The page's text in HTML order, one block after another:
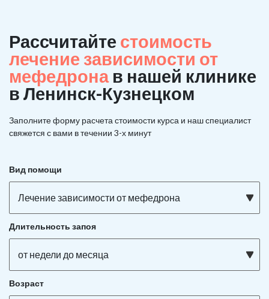
Рассчитайте стоимость
лечение зависимости от
мефедрона в нашей клинике
в Ленинск-Кузнецком
Заполните форму расчета стоимости курса и наш специалист
свяжется с вами в течении 3-х минут
Вид помощи
Лечение зависимости от мефедрона
Длительность запоя
от недели до месяца
Возраст